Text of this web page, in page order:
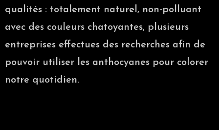
qualités : totalement naturel, non-polluant
avec des couleurs chatoyantes, plusieurs
entreprises effectues des recherches afin de
pouvoir utiliser les anthocyanes pour colorer
notre quotidien.